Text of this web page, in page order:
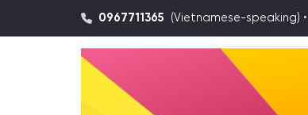
0967711365 (Vietnamese-speaking) •